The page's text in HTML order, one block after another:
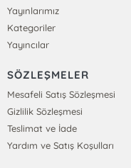
Yayınlarımız
Kategoriler
Yayıncılar
SÖZLEŞMELER
Mesafeli Satış Sözleşmesi
Gizlilik Sözleşmesi
Teslimat ve İade
Yardım ve Satış Koşulları